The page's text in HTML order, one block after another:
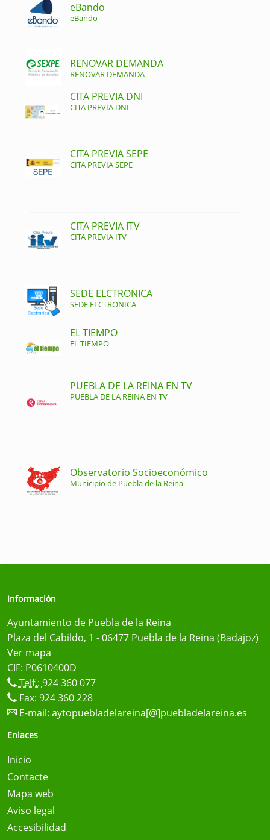
eBando
eBando
RENOVAR DEMANDA
RENOVAR DEMANDA
CITA PREVIA DNI
CITA PREVIA DNI
CITA PREVIA SEPE
CITA PREVIA SEPE
CITA PREVIA ITV
CITA PREVIA ITV
SEDE ELCTRONICA
SEDE ELCTRONICA
EL TIEMPO
EL TIEMPO
PUEBLA DE LA REINA EN TV
PUEBLA DE LA REINA EN TV
Observatorio Socioeconómico
Municipio de Puebla de la Reina
Información
Ayuntamiento de Puebla de la Reina
Plaza del Cabildo, 1 - 06477 Puebla de la Reina (Badajoz)
Ver mapa
CIF: P0610400D
Telf.: 924 360 077
Fax: 924 360 228
E-mail: aytopuebladelareina[@]puebladelareina.es
Enlaces
Inicio
Contacte
Mapa web
Aviso legal
Accesibilidad